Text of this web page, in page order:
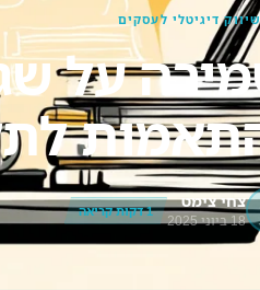
שיווק דיגיטלי לעסקים
על
צחי צימט
18 ביוני 2025
1 דקות קריאה